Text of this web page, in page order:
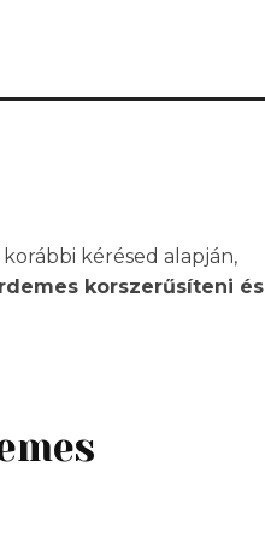
kérésed alapján,
korszerűsíteni és